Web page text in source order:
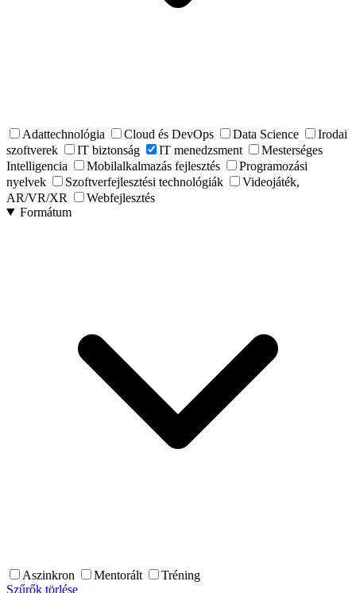
Adattechnológia Cloud és DevOps Data Science
Irodai
szoftverek
IT biztonság IT menedzsment
Mesterséges
Intelligencia
Mobilalkalmazás fejlesztés
Programozási
nyelvek
Szoftverfejlesztési technológiák
Videojáték,
AR/VR/XR
Webfejlesztés
Formátum
Aszinkron Mentorált
Tréning
Szűrők törlése